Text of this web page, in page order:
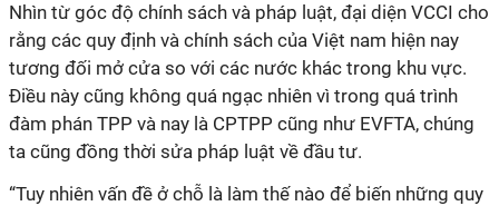
Nhìn từ góc độ chính sách và pháp luật, đại diện VCCI cho
rằng các quy định và chính sách của Việt nam hiện nay
tương đối mở cửa so với các nước khác trong khu vực.
Điều này cũng không quá ngạc nhiên vì trong quá trình
đàm phán TPP và nay là CPTPP cũng như EVFTA, chúng
ta cũng đồng thời sửa pháp luật về đầu tư.
“Tuy nhiên vấn đề ở chỗ là làm thế nào để biến những quy